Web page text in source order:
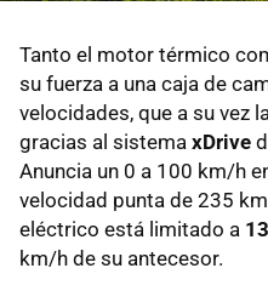
Tanto el motor térmico
su fuerza a una caja de
velocidades, que a su vez
gracias al sistema xDrive
Anuncia un 0 a 100 km/h
velocidad punta de 235
eléctrico está limitado a
km/h de su antecesor.